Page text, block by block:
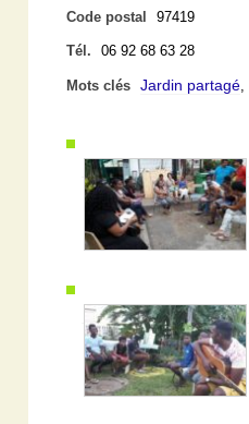
Code postal 97419
Tél. 06 92 68 63 28
Mots clés Jardin partagé